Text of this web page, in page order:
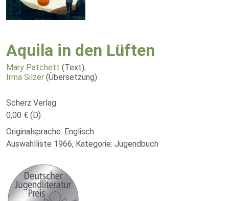
Aquila in den Lüften
Mary Patchett (Text),
Irma Silzer (Übersetzung)
Scherz Verlag
0,00 € (D)
Originalsprache: Englisch
Auswahlliste 1966, Kategorie: Jugendbuch